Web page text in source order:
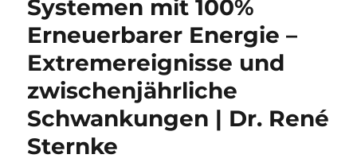
Systemen mit 100%
Erneuerbarer Energie –
Extremereignisse und
zwischenjährliche
Schwankungen | Dr. René
Sternke